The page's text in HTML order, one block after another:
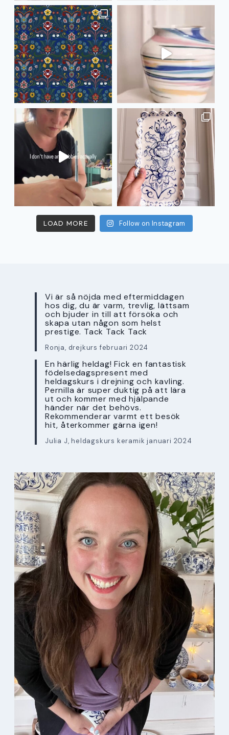
LOAD MORE Follow on Instagram
Vi är så nöjda med eftermiddagen
hos dig, du är varm, trevlig, lättsam
och bjuder in till att försöka och
skapa utan någon som helst
prestige. Tack Tack Tack
Ronja, drejkurs februari 2024
En härlig heldag! Fick en fantastisk
födelsedagspresent med
heldagskurs i drejning och kavling.
Pernilla är super duktig på att lära
ut och kommer med hjälpande
händer när det behövs.
Rekommenderar varmt ett besök
hit, återkommer gärna igen!
Julia J, heldagskurs keramik januari 2024